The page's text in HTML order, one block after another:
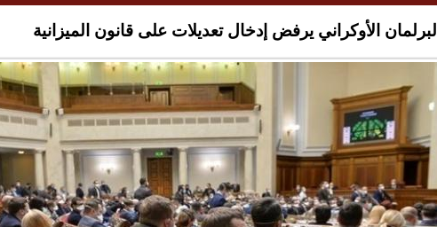
البرلمان الأوكراني يرفض إدخال تعديلات على قانون الميزانية